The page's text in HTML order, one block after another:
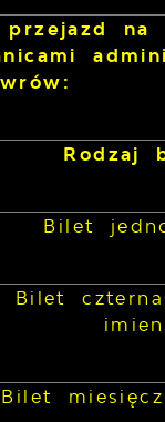
przejazd na
Rodzaj
Bilet
Bilet
Bilet